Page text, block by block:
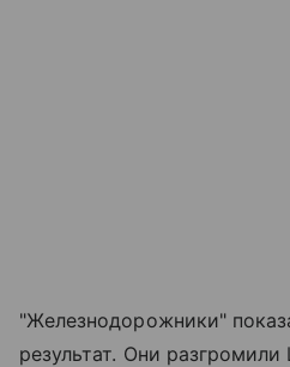
"Железнодорожники"
результат. Они